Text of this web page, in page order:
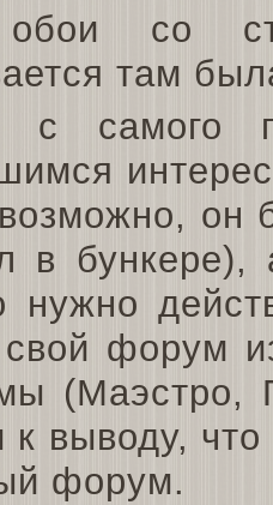
со
там
с самого
он
в
нужно
свой форум
(Маэстро,
выводу,
форум.